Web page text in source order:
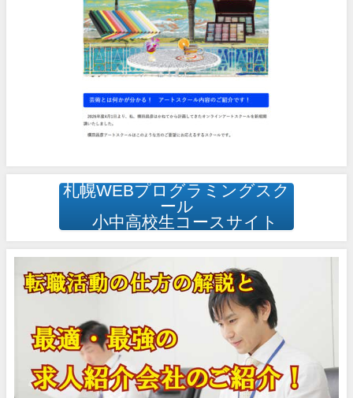
札幌WEBプログラミングスク
ール
小中高校生コースサイト